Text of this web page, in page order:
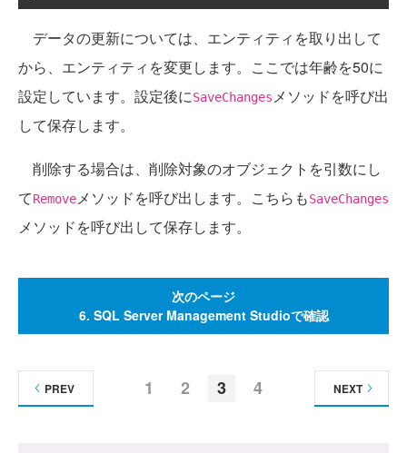
データの更新については、エンティティを取り出して
から、エンティティを変更します。ここでは年齢を50に
設定しています。設定後にSaveChangesメソッドを呼び出
して保存します。
削除する場合は、削除対象のオブジェクトを引数にし
てRemoveメソッドを呼び出します。こちらもSaveChanges
メソッドを呼び出して保存します。
次のページ
6. SQL Server Management Studioで確認
1 2 3 4
PREV NEXT